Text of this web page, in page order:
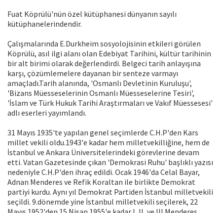
Fuat Köprülü'nün özel kütüphanesi dünyanın sayılı
kütüphanelerindendir.
Çalışmalarında E.Durkheim sosyolojisinin etkileri görülen
Köprülü, asıl ilgi alanı olan Edebiyat Tarihini, kültür tarihinin
bir alt birimi olarak değerlendirdi. Belgeci tarih anlayışına
karşı, çözümlemelere dayanan bir senteze varmayı
amaçladı.Tarih alanında, 'Osmanlı Devletinin Kuruluşu',
'Bizans Müesseselerinin Osmanlı Müesseselerine Tesiri',
'İslam ve Türk Hukuk Tarihi Araştırmaları ve Vakıf Müessesesi'
adlı eserleri yayımlandı.
31 Mayıs 1935'te yapılan genel seçimlerde C.H.P'den Kars
millet vekili oldu.1943'e kadar hem milletvekilliğine, hem de
İstanbul ve Ankara Üniversitelerindeki görevlerine devam
etti. Vatan Gazetesinde çıkan 'Demokrasi Ruhu' başlıklı yazısı
nedeniyle C.H.P'den ihraç edildi. Ocak 1946'da Celal Bayar,
Adnan Menderes ve Refik Koraltan ile birlikte Demokrat
partiyi kurdu. Aynı yıl Demokrat Partiden İstanbul milletvekili
seçildi. 9.dönemde yine İstanbul milletvekili seçilerek, 22